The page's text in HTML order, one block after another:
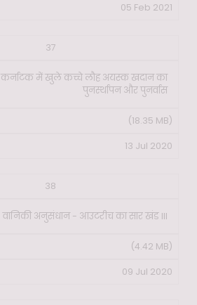
05 Feb 2021
37
कर्नाटक में खुले कच्चे लौह अयस्क खदान का
पुनर्स्थापन और पुनर्वास
(18.35 MB)
13 Jul 2020
38
वानिकी अनुसंधान - आउटरीच का सार खंड III
(4.42 MB)
09 Jul 2020